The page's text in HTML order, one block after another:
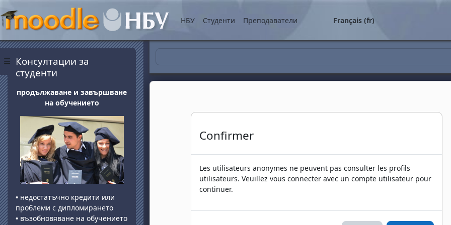
Panneau latéral
НБУ Студенти Преподаватели Français ‎(fr)‎
Confirmer
Les utilisateurs anonymes ne peuvent pas consulter les profils
utilisateurs. Veuillez vous connecter avec un compte utilisateur pour
continuer.
Blocs
Консултации за
студенти
продължаване и завършване
на обучението
• недостатъчно кредити или
проблеми с дипломирането
• възобновяване на обучението